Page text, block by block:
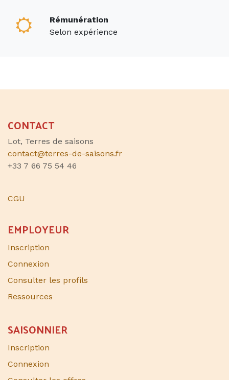
Rémunération
Selon expérience
CONTACT
Lot, Terres de saisons
contact@terres-de-saisons.fr
+33 7 66 75 54 46
CGU
EMPLOYEUR
Inscription
Connexion
Consulter les profils
Ressources
SAISONNIER​
Inscription
Connexion